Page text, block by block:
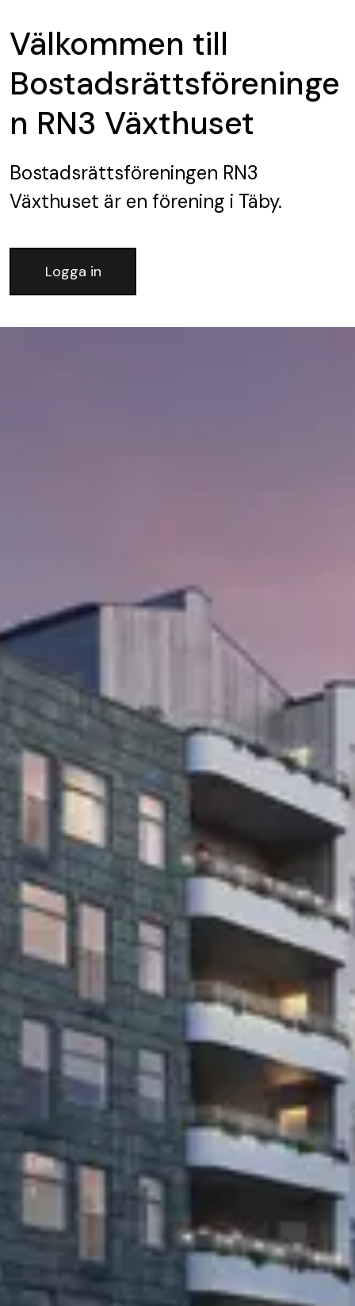
Välkommen till
Bostadsrättsföreninge
n RN3 Växthuset
Bostadsrättsföreningen RN3
Växthuset är en förening i Täby.
Logga in